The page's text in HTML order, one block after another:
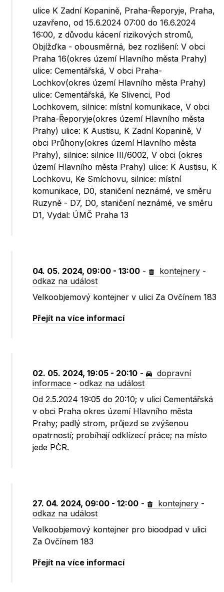
ulice K Zadní Kopanině, Praha-Řeporyje, Praha,
uzavřeno, od 15.6.2024 07:00 do 16.6.2024
16:00, z důvodu kácení rizikových stromů,
Objížďka - obousměrná, bez rozlišení: V obci
Praha 16(okres území Hlavního města Prahy)
ulice: Cementářská, V obci Praha-
Lochkov(okres území Hlavního města Prahy)
ulice: Cementářská, Ke Slivenci, Pod
Lochkovem, silnice: místní komunikace, V obci
Praha-Řeporyje(okres území Hlavního města
Prahy) ulice: K Austisu, K Zadní Kopanině, V
obci Průhony(okres území Hlavního města
Prahy), silnice: silnice III/6002, V obci (okres
území Hlavního města Prahy) ulice: K Austisu, K
Lochkovu, Ke Smíchovu, silnice: místní
komunikace, D0, staničení neznámé, ve směru
Ruzyně - D7, D0, staničení neznámé, ve směru
D1, Vydal: ÚMČ Praha 13
04. 05. 2024, 09:00 - 13:00 - kontejnery -
odkaz na událost
Velkoobjemový kontejner v ulici Za Ovčínem 183
Přejít na více informací
02. 05. 2024, 19:05 - 20:10 -
dopravní
informace -odkaz na událost
Od 2.5.2024 19:05 do 20:10; v ulici Cementářská
v obci Praha okres území Hlavního města
Prahy; padlý strom, průjezd se zvýšenou
opatrností; probíhají odklízecí práce; na místo
jede PČR.
27. 04. 2024, 09:00 - 12:00 - kontejnery -
odkaz na událost
Velkoobjemový kontejner pro bioodpad v ulici
Za Ovčínem 183
Přejít na více informací